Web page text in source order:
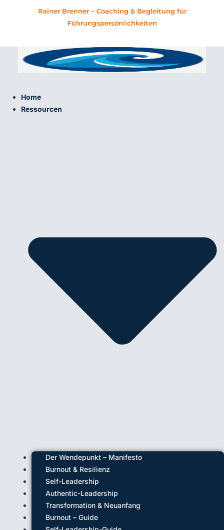
Rainer Brenner – Coaching & Begleitung für
Führungspersönlichkeiten
Home
Ressourcen
Der Wendepunkt – Manifesto
Burnout & Resilienz
Self-Leadership
Authentic-Leadership
Transformation & Neuanfang
Burnout – Guide